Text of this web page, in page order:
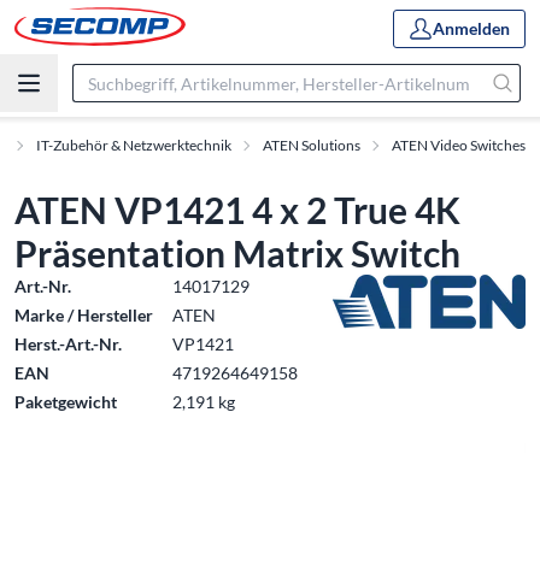
Anmelden
IT-Zubehör & Netzwerktechnik ATEN Solutions ATEN Video Switches
ATEN VP1421 4 x 2 True 4K
Präsentation Matrix Switch
Art.-Nr.
14017129
Marke / Hersteller
ATEN
Herst.-Art.-Nr.
VP1421
EAN
4719264649158
Paketgewicht
2,191 kg